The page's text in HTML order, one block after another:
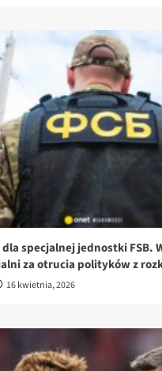
specjalnej jednostki FSB.
za otrucia polityków z
16 kwietnia, 2026